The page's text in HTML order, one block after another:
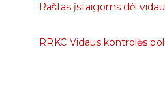
Raštas įstaigoms dėl
RRKC Vidaus kontrolės